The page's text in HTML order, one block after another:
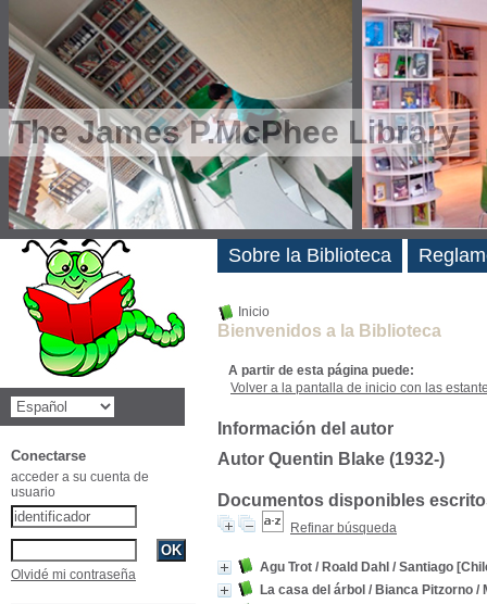
The James P.McPhee Library
Inicio
Bienvenidos a la Biblioteca
A partir de esta página puede:
Volver a la pantalla de inicio con las
Información del autor
Autor Quentin Blake (1932-)
Documentos disponibles
Refinar búsqueda
Agu Trot / Roald Dahl / Santiago
La casa del árbol / Bianca Pitzorno /
Sobre la Biblioteca
Novedades
Conectarse
acceder a su cuenta de
usuario
Olvidé mi contraseña